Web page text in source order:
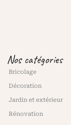
Nos catégories
Bricolage
Décoration
Jardin et extérieur
Rénovation